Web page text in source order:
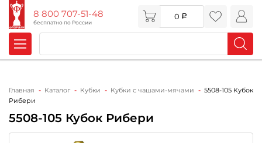
8 800 707-51-48
бесплатно по России
0
Главная Каталог Кубки Кубки с чашами-мячами
5508-105 Кубок
Рибери
5508-105 Кубок Рибери